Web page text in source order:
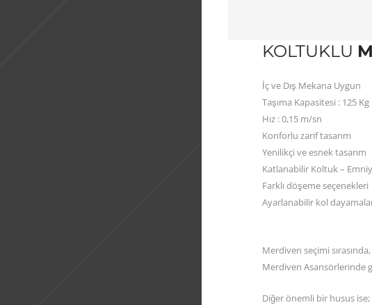
KOLTUKLU
İç ve Dış Mekana Uygun
Taşıma Kapasitesi : 125 Kg
Hız : 0,15 m/sn
Konforlu zarif tasarım
Yenilikçi ve esnek tasarım
Katlanabilir Koltuk –
Farklı döşeme seçenekleri
Ayarlanabilir kol
Merdiven seçimi
Merdiven Asansörlerinde
Diğer önemli bir husus ise;